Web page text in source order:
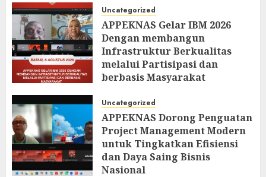
Uncategorized
APPEKNAS Gelar IBM 2026
Dengan membangun
Infrastruktur Berkualitas
melalui Partisipasi dan
berbasis Masyarakat
Uncategorized
APPEKNAS Dorong Penguatan
Project Management Modern
untuk Tingkatkan Efisiensi
dan Daya Saing Bisnis
Nasional